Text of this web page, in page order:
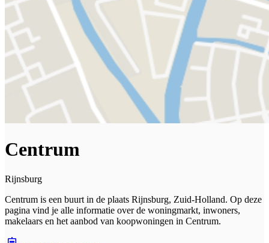
Centrum
Rijnsburg
Centrum is een buurt in de plaats Rijnsburg, Zuid-Holland. Op deze
pagina vind je alle informatie over de woningmarkt, inwoners,
makelaars en het aanbod van koopwoningen in Centrum.